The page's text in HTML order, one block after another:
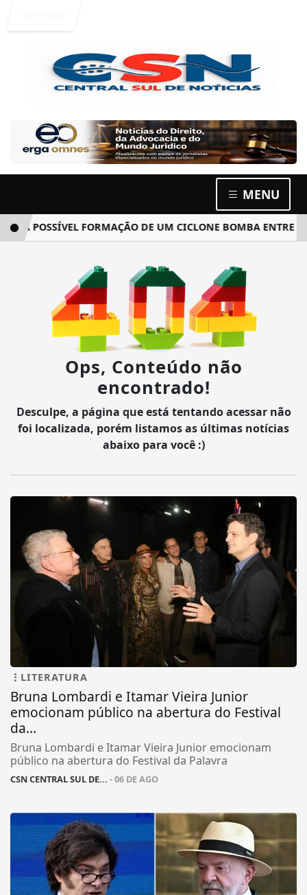
MENU
POSSÍVEL FORMAÇÃO DE UM CICLONE BOMBA ENTRE
Ops, Conteúdo não
encontrado!
Desculpe, a página que está tentando acessar não
foi localizada, porém listamos as últimas notícias
abaixo para você :)
LITERATURA
Bruna Lombardi e Itamar Vieira Junior
emocionam público na abertura do Festival
da...
Bruna Lombardi e Itamar Vieira Junior emocionam
público na abertura do Festival da Palavra
CSN CENTRAL SUL DE... - 06 DE AGO